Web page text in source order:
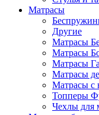
Матрасы
Другие
Матрасы
Матрасы
Матрасы
Матрасы
Матрасы с
Топперы
Чехлы для